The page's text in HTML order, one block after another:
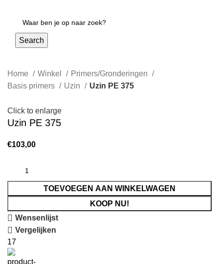
Search
Home Winkel
Primers/Gronderingen
Basis primers
Uzin Uzin PE 375
Click to enlarge
Uzin PE 375
€103,00
TOEVOEGEN AAN WINKELWAGEN
KOOP NU!
Wensenlijst
Vergelijken
17